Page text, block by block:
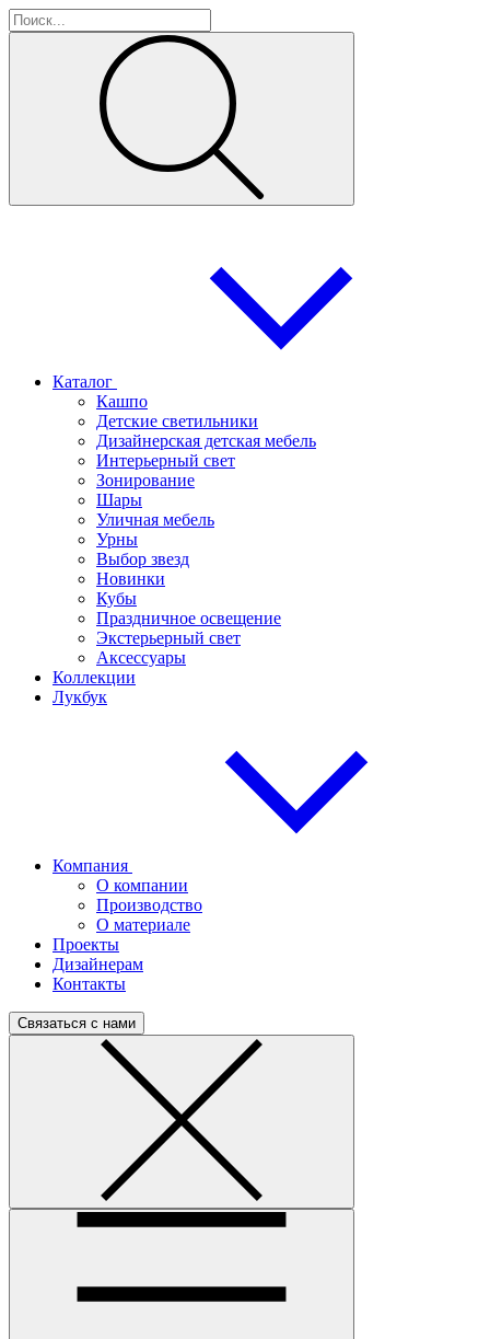
Каталог
Кашпо
Детские светильники
Дизайнерская детская мебель
Интерьерный свет
Зонирование
Шары
Уличная мебель
Урны
Выбор звезд
Новинки
Кубы
Праздничное освещение
Экстерьерный свет
Аксессуары
Коллекции
Лукбук
Компания
О компании
Производство
О материале
Проекты
Дизайнерам
Контакты
Связаться с нами